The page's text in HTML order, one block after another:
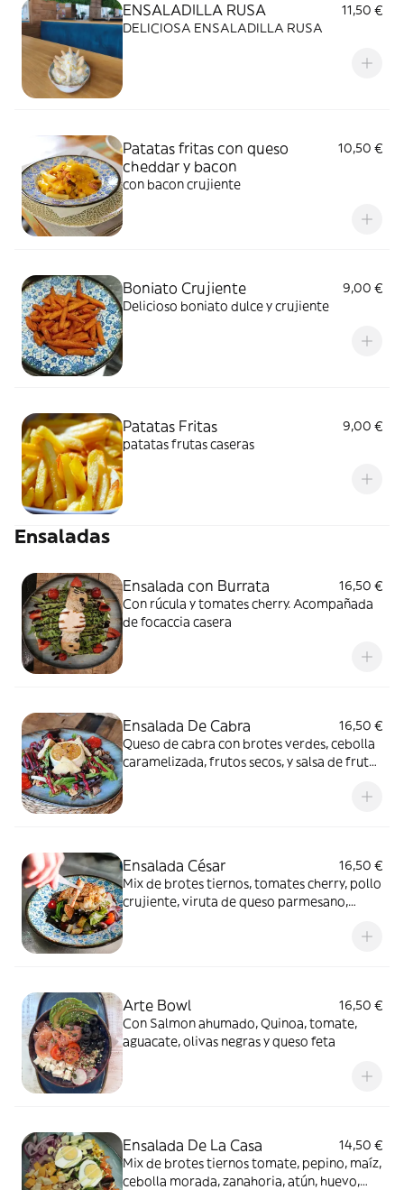
ENSALADILLA RUSA
11,50 €
DELICIOSA ENSALADILLA RUSA
Patatas fritas con queso
cheddar y bacon
10,50 €
con bacon crujiente
Boniato Crujiente
9,00 €
Delicioso boniato dulce y crujiente
Patatas Fritas
9,00 €
patatas frutas caseras
Ensaladas
Ensalada con Burrata
16,50 €
Con rúcula y tomates cherry. Acompañada
de focaccia casera
Ensalada De Cabra
16,50 €
Queso de cabra con brotes verdes, cebolla
caramelizada, frutos secos, y salsa de frutos
Ensalada César
16,50 €
Mix de brotes tiernos, tomates cherry, pollo
crujiente, viruta de queso parmesano,
Arte Bowl
16,50 €
Con Salmon ahumado, Quinoa, tomate,
aguacate, olivas negras y queso feta
Ensalada De La Casa
14,50 €
Mix de brotes tiernos tomate, pepino, maíz,
cebolla morada, zanahoria, atún, huevo,